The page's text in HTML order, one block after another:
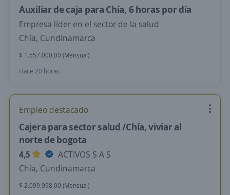
Auxiliar de caja para Chía, 6 horas por día
Empresa líder en el sector de la salud
Chía, Cundinamarca
$ 1.557.000,00 (Mensual)
Hace 20 horas
Empleo destacado
Cajera para sector salud /Chía, viviar al
norte de bogota
4,5
ACTIVOS S A S
Chía, Cundinamarca
$ 2.099.998,00 (Mensual)